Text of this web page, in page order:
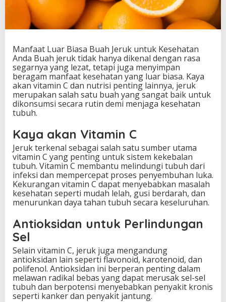
e
r
u
n
t
u
k
K
e
s
a
a
n
A
n
d
a
Manfaat Luar Biasa Buah Jeruk untuk Kesehatan
Anda Buah jeruk tidak hanya dikenal dengan rasa
segarnya yang lezat, tetapi juga menyimpan
beragam manfaat kesehatan yang luar biasa. Kaya
akan vitamin C dan nutrisi penting lainnya, jeruk
merupakan salah satu buah yang sangat baik untuk
dikonsumsi secara rutin demi menjaga kesehatan
tubuh.
Kaya akan Vitamin C
Jeruk terkenal sebagai salah satu sumber utama
vitamin C yang penting untuk sistem kekebalan
tubuh. Vitamin C membantu melindungi tubuh dari
infeksi dan mempercepat proses penyembuhan luka.
Kekurangan vitamin C dapat menyebabkan masalah
kesehatan seperti mudah lelah, gusi berdarah, dan
menurunkan daya tahan tubuh secara keseluruhan.
Antioksidan untuk Perlindungan
Sel
Selain vitamin C, jeruk juga mengandung
antioksidan lain seperti flavonoid, karotenoid, dan
polifenol. Antioksidan ini berperan penting dalam
melawan radikal bebas yang dapat merusak sel-sel
tubuh dan berpotensi menyebabkan penyakit kronis
seperti kanker dan penyakit jantung.